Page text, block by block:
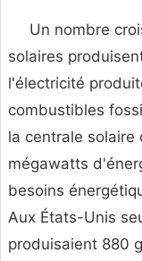
Un nombre
solaires
l'électricité
combustibles
la centrale solaire
mégawatts
besoins
Aux États-Unis
produisaient 880